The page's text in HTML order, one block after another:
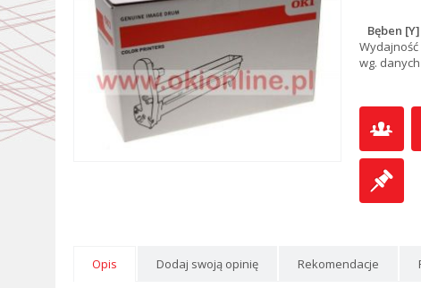
Bęben
Wydajność
wg.
Opis Dodaj swoją opinię Rekomendacje